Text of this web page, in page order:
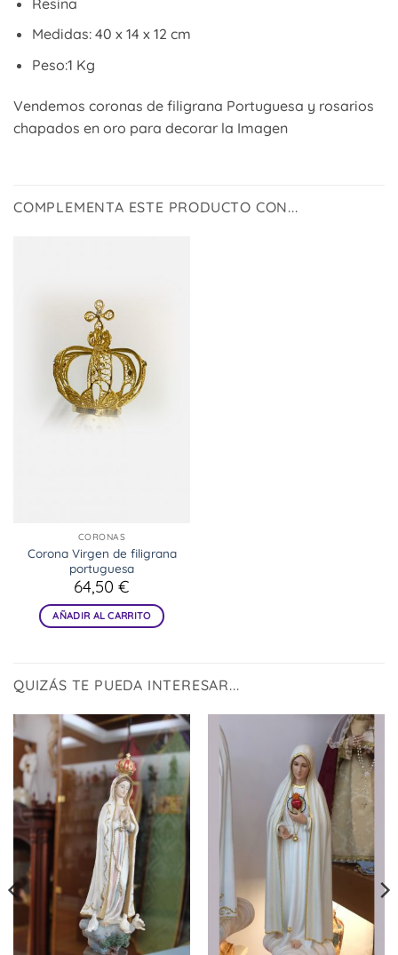
Medidas: 40 x 14 x 12 cm
Peso:1 Kg
Vendemos coronas de filigrana Portuguesa y rosarios
chapados en oro para decorar la Imagen
COMPLEMENTA ESTE PRODUCTO CON...
CORONAS
Corona Virgen de filigrana
portuguesa
64,50 €
AÑADIR AL CARRITO
QUIZÁS TE PUEDA INTERESAR...